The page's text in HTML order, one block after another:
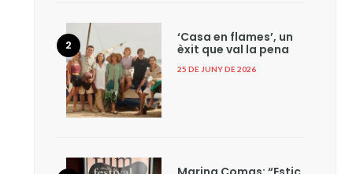
‘Casa en flames’, un
èxit que val la pena
25 DE JUNY DE 2026